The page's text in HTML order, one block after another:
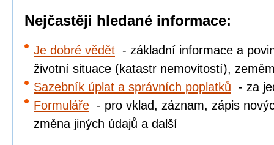
Nejčastěji hledané informace:
Je dobré vědět - základní informace a
životní situace (katastr nemovitostí),
Sazebník úplat a správních poplatků - za
Formuláře - pro vklad, záznam, zápis
změna jiných údajů a další